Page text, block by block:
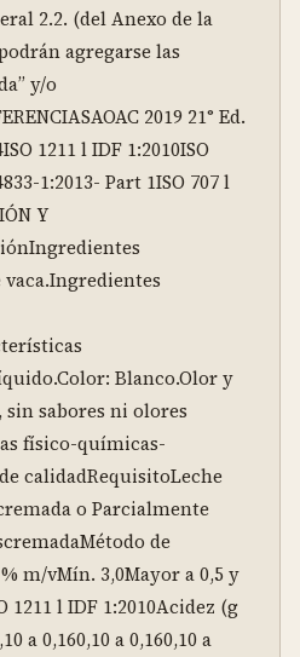
2.2. (del Anexo de la
agregarse las
y/o
2019 21° Ed.
1211 l IDF 1:2010ISO
1:2013- Part 1ISO 707 l
Y
Blanco.Olor y
sabores ni olores
físico-químicas-
calidadRequisitoLeche
o Parcialmente
de
m/vMín. 3,0Mayor a 0,5 y
1211 l IDF 1:2010Acidez (g
a 0,160,10 a 0,160,10 a